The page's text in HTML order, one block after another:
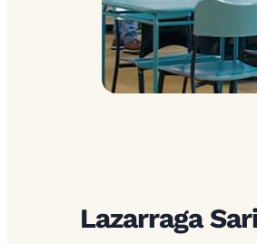
Lazarraga